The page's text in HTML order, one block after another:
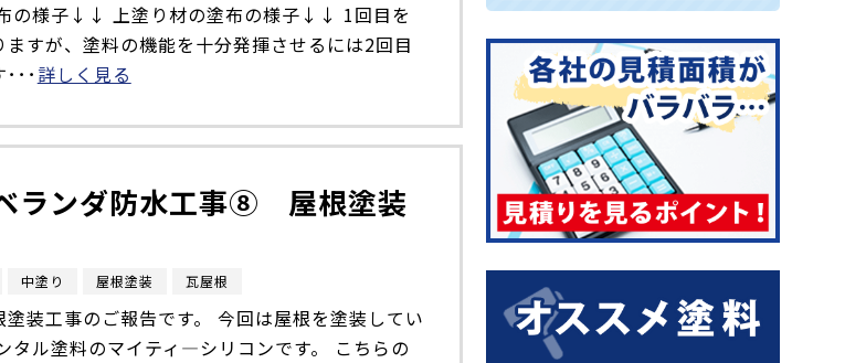
の様子↓↓ 上塗り材の塗布の様子↓↓ 1回目を
すが、塗料の機能を十分発揮させるには2回目
･･ 詳しく見る
ランダ防水工事⑧ 屋根塗装
中塗り 屋根塗装 瓦屋根
装工事のご報告です。 今回は屋根を塗装してい
タル塗料のマイティ―シリコンです。 こちらの